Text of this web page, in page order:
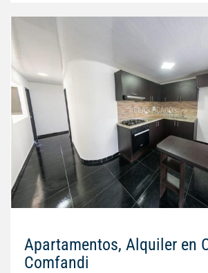
Apartamentos, Alquiler en
Comfandi